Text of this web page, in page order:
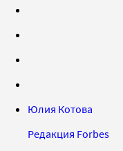
Юлия Котова
Редакция Forbes